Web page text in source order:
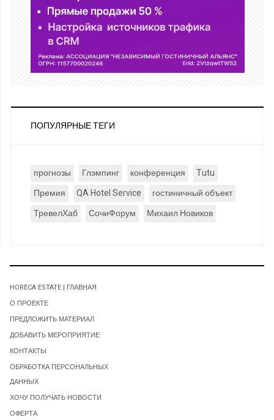
ПОПУЛЯРНЫЕ ТЕГИ
прогнозы Глэмпинг конференция
Tutu
Премия
QA Hotel Service
гостиничный объект
ТревелХаб
СочиФорум Михаил Новиков
HORECA ESTATE | ГЛАВНАЯ
О ПРОЕКТЕ
ПРЕДЛОЖИТЬ МАТЕРИАЛ
ДОБАВИТЬ МЕРОПРИЯТИЕ
КОНТАКТЫ
ОБРАБОТКА ПЕРСОНАЛЬНЫХ
ДАННЫХ
ХОЧУ ПОЛУЧАТЬ НОВОСТИ
ОФЕРТА